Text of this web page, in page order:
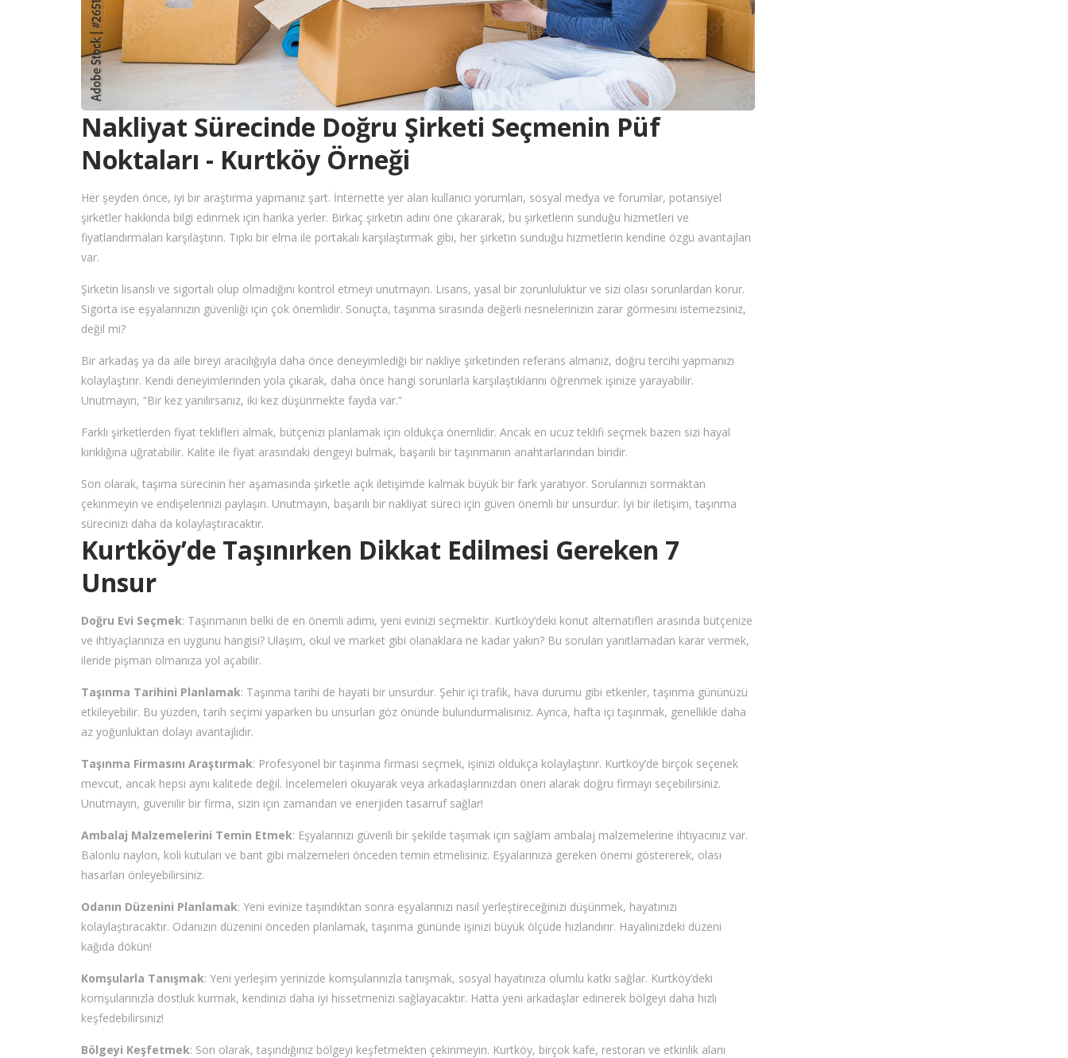
Nakliyat Sürecinde Doğru Şirketi Seçmenin Püf
Noktaları - Kurtköy Örneği
Her şeyden önce, iyi bir araştırma yapmanız şart. İnternette yer alan kullanıcı yorumları, sosyal medya ve forumlar, potansiyel
şirketler hakkında bilgi edinmek için harika yerler. Birkaç şirketin adını öne çıkararak, bu şirketlerin sunduğu hizmetleri ve
fiyatlandırmaları karşılaştırın. Tıpkı bir elma ile portakalı karşılaştırmak gibi, her şirketin sunduğu hizmetlerin kendine özgü avantajları
var.
Şirketin lisanslı ve sigortalı olup olmadığını kontrol etmeyi unutmayın. Lisans, yasal bir zorunluluktur ve sizi olası sorunlardan korur.
Sigorta ise eşyalarınızın güvenliği için çok önemlidir. Sonuçta, taşınma sırasında değerli nesnelerinizin zarar görmesini istemezsiniz,
değil mi?
Bir arkadaş ya da aile bireyi aracılığıyla daha önce deneyimlediği bir nakliye şirketinden referans almanız, doğru tercihi yapmanızı
kolaylaştırır. Kendi deneyimlerinden yola çıkarak, daha önce hangi sorunlarla karşılaştıklarını öğrenmek işinize yarayabilir.
Unutmayın, “Bir kez yanılırsanız, iki kez düşünmekte fayda var.”
Farklı şirketlerden fiyat teklifleri almak, bütçenizi planlamak için oldukça önemlidir. Ancak en ucuz teklifi seçmek bazen sizi hayal
kırıklığına uğratabilir. Kalite ile fiyat arasındaki dengeyi bulmak, başarılı bir taşınmanın anahtarlarından biridir.
Son olarak, taşıma sürecinin her aşamasında şirketle açık iletişimde kalmak büyük bir fark yaratıyor. Sorularınızı sormaktan
çekinmeyin ve endişelerinizi paylaşın. Unutmayın, başarılı bir nakliyat süreci için güven önemli bir unsurdur. İyi bir iletişim, taşınma
sürecinizi daha da kolaylaştıracaktır.
Kurtköy’de Taşınırken Dikkat Edilmesi Gereken 7
Unsur
Doğru Evi Seçmek: Taşınmanın belki de en önemli adımı, yeni evinizi seçmektir. Kurtköy’deki konut alternatifleri arasında bütçenize
ve ihtiyaçlarınıza en uygunu hangisi? Ulaşım, okul ve market gibi olanaklara ne kadar yakın? Bu soruları yanıtlamadan karar vermek,
ileride pişman olmanıza yol açabilir.
Taşınma Tarihini Planlamak: Taşınma tarihi de hayati bir unsurdur. Şehir içi trafik, hava durumu gibi etkenler, taşınma gününüzü
etkileyebilir. Bu yüzden, tarih seçimi yaparken bu unsurları göz önünde bulundurmalısınız. Ayrıca, hafta içi taşınmak, genellikle daha
az yoğunluktan dolayı avantajlıdır.
Taşınma Firmasını Araştırmak: Profesyonel bir taşınma firması seçmek, işinizi oldukça kolaylaştırır. Kurtköy’de birçok seçenek
mevcut, ancak hepsi aynı kalitede değil. İncelemeleri okuyarak veya arkadaşlarınızdan öneri alarak doğru firmayı seçebilirsiniz.
Unutmayın, güvenilir bir firma, sizin için zamandan ve enerjiden tasarruf sağlar!
Ambalaj Malzemelerini Temin Etmek: Eşyalarınızı güvenli bir şekilde taşımak için sağlam ambalaj malzemelerine ihtiyacınız var.
Balonlu naylon, koli kutuları ve bant gibi malzemeleri önceden temin etmelisiniz. Eşyalarınıza gereken önemi göstererek, olası
hasarları önleyebilirsiniz.
Odanın Düzenini Planlamak: Yeni evinize taşındıktan sonra eşyalarınızı nasıl yerleştireceğinizi düşünmek, hayatınızı
kolaylaştıracaktır. Odanızın düzenini önceden planlamak, taşınma gününde işinizi büyük ölçüde hızlandırır. Hayalinizdeki düzeni
kağıda dökün!
Komşularla Tanışmak: Yeni yerleşim yerinizde komşularınızla tanışmak, sosyal hayatınıza olumlu katkı sağlar. Kurtköy’deki
komşularınızla dostluk kurmak, kendinizi daha iyi hissetmenizi sağlayacaktır. Hatta yeni arkadaşlar edinerek bölgeyi daha hızlı
keşfedebilirsiniz!
Bölgeyi Keşfetmek: Son olarak, taşındığınız bölgeyi keşfetmekten çekinmeyin. Kurtköy, birçok kafe, restoran ve etkinlik alanı